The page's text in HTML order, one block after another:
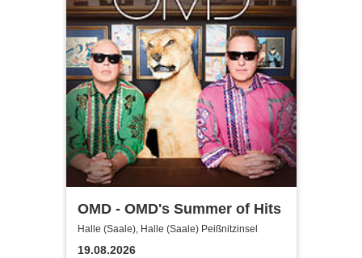
OMD - OMD's Summer of Hits
Halle (Saale), Halle (Saale) Peißnitzinsel
19.08.2026